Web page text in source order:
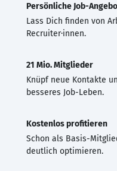
Persönliche Job-
Lass Dich finden von
Recruiter·innen.
21 Mio. Mitglieder
Knüpf neue Kontakte
besseres Job-Leben.
Kostenlos profitieren
Schon als Basis-
deutlich optimieren.